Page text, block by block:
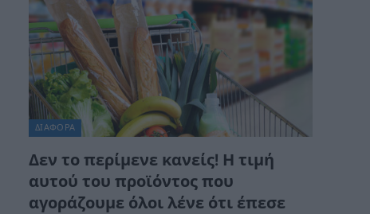
ΔΙΆΦΟΡΑ
Δεν το περίμενε κανείς! Η τιμή
αυτού του προϊόντος που
αγοράζουμε όλοι λένε ότι έπεσε